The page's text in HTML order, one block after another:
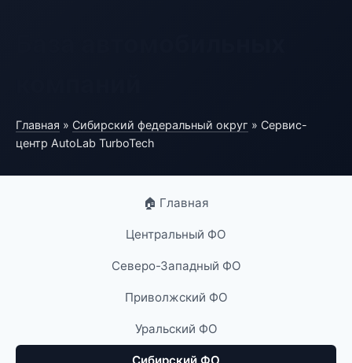
Главная » Сибирский федеральный округ » Сервис-
центр AutoLab TurboTech
🏠 Главная
Центральный ФО
Северо-Западный ФО
Приволжский ФО
Уральский ФО